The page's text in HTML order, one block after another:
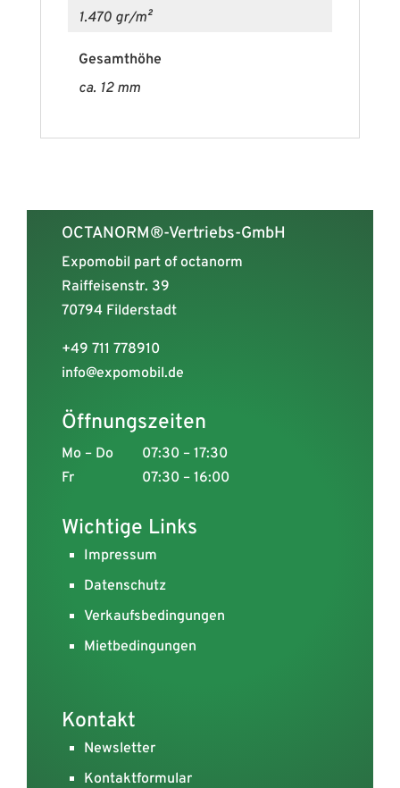
1.470 gr/m²
Gesamthöhe
ca. 12 mm
OCTANORM®-Vertriebs-GmbH
Expomobil part of octanorm
Raiffeisenstr. 39
70794 Filderstadt
+49 711 778910
info@expomobil.de
Öffnungszeiten
Mo – Do
07:30 – 17:30
Fr
07:30 – 16:00
Wichtige Links
Impressum
Datenschutz
Verkaufsbedingungen
Mietbedingungen
Kontakt
Newsletter
Kontaktformular